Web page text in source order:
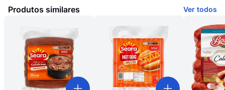
Produtos similares Ver todos